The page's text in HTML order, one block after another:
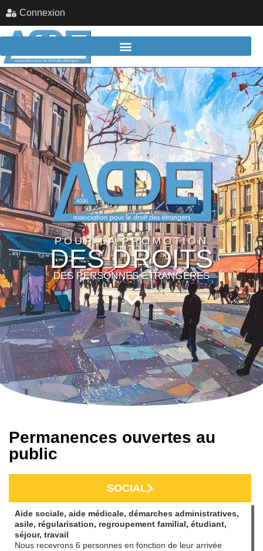
Connexion
POUR LA PROMOTION
DES DROITS
DES PERSONNES ÉTRANGÈRES
Permanences ouvertes au
public
SOCIAL
Aide sociale, aide médicale, démarches administratives,
asile, régularisation, regroupement familial, étudiant,
séjour, travail
Nous recevrons 6 personnes en fonction de leur arrivée